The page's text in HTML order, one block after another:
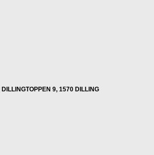
| DILLINGTOPPEN 9, 1570 DILLING